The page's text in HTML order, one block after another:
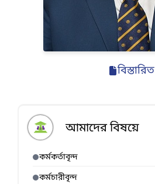
বিস্তারিত
আমাদের বিষয়ে
কর্মকর্তাবৃন্দ
কর্মচারীবৃন্দ